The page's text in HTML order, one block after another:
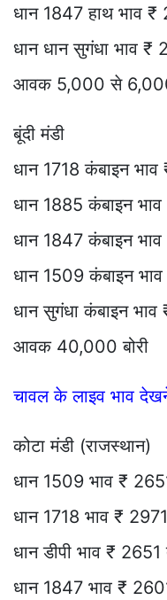
धान 1847 हाथ भाव
धान धान सुगंधा भाव
आवक 5,000 से 6,000
बूंदी मंडी
धान 1718 कंबाइन
धान 1885 कंबाइन
धान 1847 कंबाइन
धान 1509 कंबाइन
धान सुगंधा कंबाइन
आवक 40,000 बोरी
चावल के लाइव भाव
कोटा मंडी (राजस्थान)
धान 1509 भाव ₹
धान 1718 भाव ₹
धान डीपी भाव ₹
धान 1847 भाव ₹